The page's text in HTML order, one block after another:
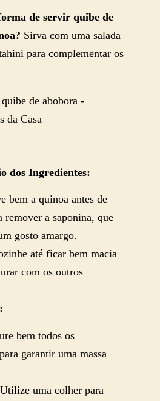
de servir quibe de
Sirva com uma salada
para complementar os
dos Ingredientes:
bem a quinoa antes de
remover a saponina, que
gosto amargo.
até ficar bem macia
com os outros
bem todos os
garantir uma massa
Utilize uma colher para